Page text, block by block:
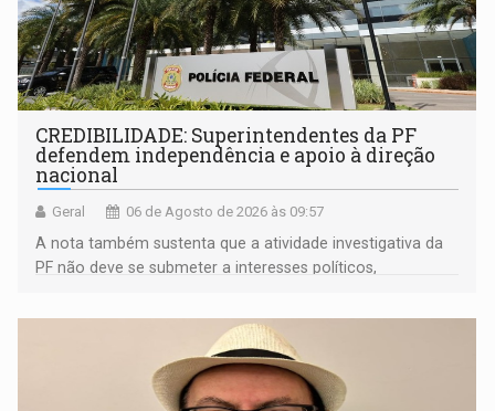
CREDIBILIDADE: Superintendentes da PF
defendem independência e apoio à direção
nacional
Geral 06 de Agosto de 2026 às 09:57
A nota também sustenta que a atividade investigativa da
PF não deve se submeter a interesses políticos,